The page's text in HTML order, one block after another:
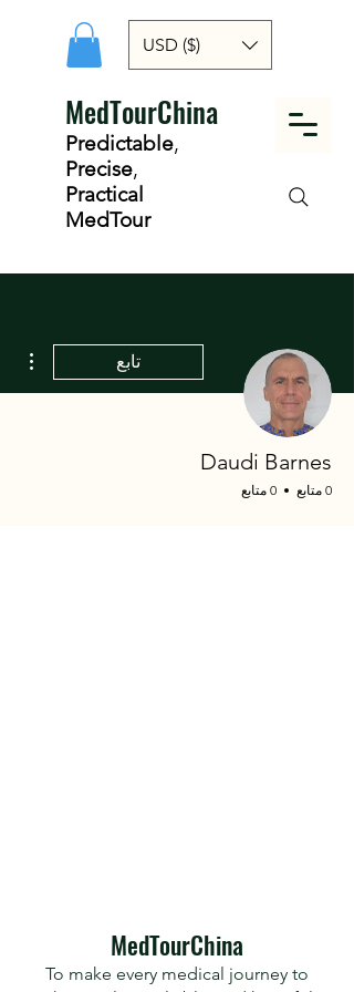
USD ($)
MedTourChina
Predictable,
Precise,
Practical
MedTour
تابع
Daudi Barnes
0 متابع 0 متابع
​MedTourChina
To make every medical journey to